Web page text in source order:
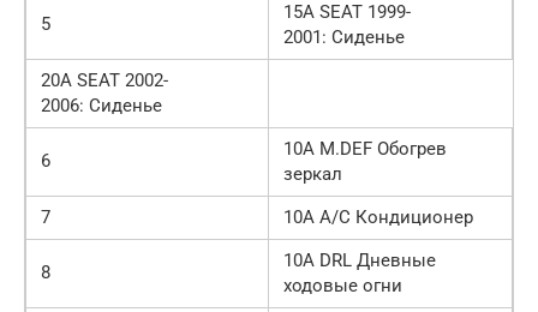
5
15А SEAT 1999-
2001: Сиденье
20А SEAT 2002-
2006: Сиденье
6
10А M.DEF Обогрев
зеркал
7
10А A/C Кондиционер
8
10А DRL Дневные
ходовые огни